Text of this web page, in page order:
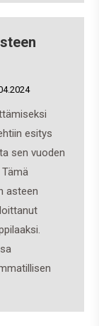
esitys
sen vuoden
asteen